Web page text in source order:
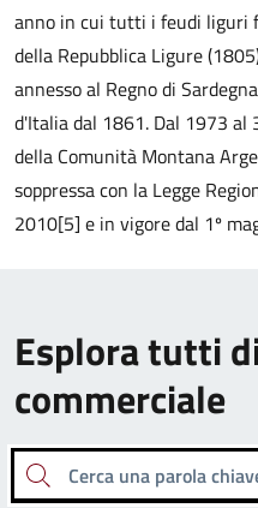
anno in cui tutti i feudi liguri
della Repubblica Ligure
annesso al Regno di
d'Italia dal 1861. Dal 1973
della Comunità Montana
soppressa con la Legge
2010[5] e in vigore dal 1º
Esplora tutti
commerciale
Cerca una parola chiave